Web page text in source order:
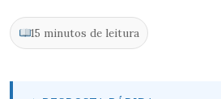
15 minutos de leitura